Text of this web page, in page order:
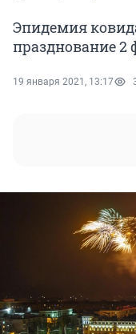
Эпидемия
празднование 2
19 января 2021, 13:17